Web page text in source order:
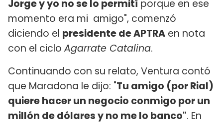
Jorge y yo no se lo permití porque en ese
momento era mi amigo", comenzó
diciendo el presidente de APTRA en nota
con el cicloAgarrate Catalina.
Continuando con su relato, Ventura contó
que Maradona le dijo: "Tu amigo (por Rial)
quiere hacer un negocio conmigo por un
millón de dólares y no me lo banco". En